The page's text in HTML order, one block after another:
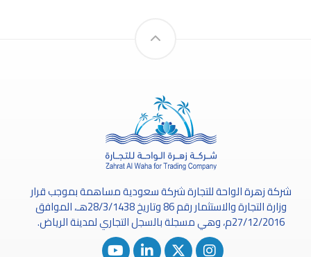
شركة زهرة الواحة للتجارة شركة سعودية مساهمة بموجب قرار
وزارة التجارة والاستثمار رقم 86 وتاريخ 28/3/1438هـ، الموافق
27/12/2016م، وهي مسجلة بالسجل التجاري لمدينة الرياض.